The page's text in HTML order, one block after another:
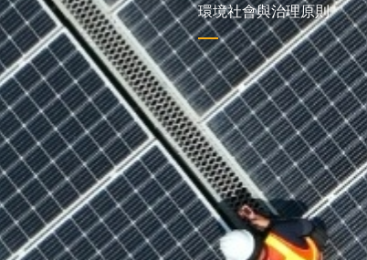
環境社會與治理原則